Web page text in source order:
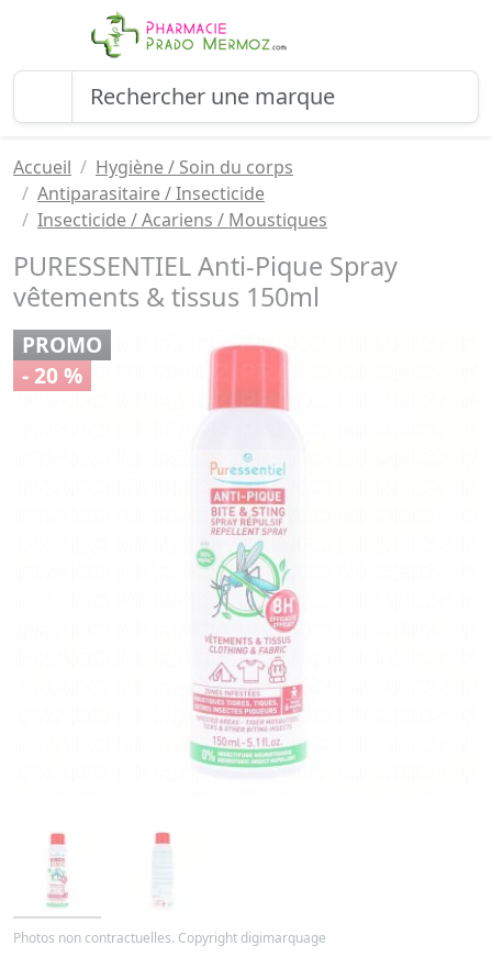
Accueil
Hygiène / Soin du corps
Antiparasitaire / Insecticide
Insecticide / Acariens / Moustiques
PURESSENTIEL Anti-Pique Spray
vêtements & tissus 150ml
PROMO
- 20 %
Photos non contractuelles. Copyright digimarquage